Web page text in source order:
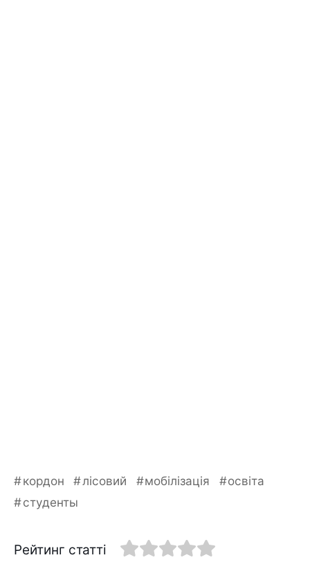
кордон лісовий мобілізація
освіта
студенты
Рейтинг статті